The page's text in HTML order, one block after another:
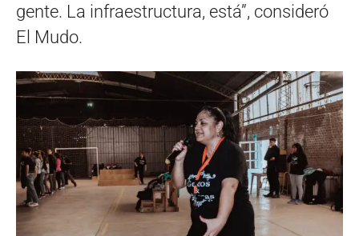
gente. La infraestructura, está”, consideró
El Mudo.